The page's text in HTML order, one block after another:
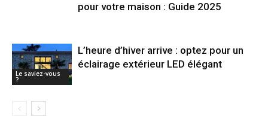
pour votre maison : Guide 2025
Le saviez-vous
?
L’heure d’hiver arrive : optez pour un
éclairage extérieur LED élégant